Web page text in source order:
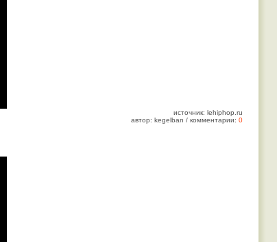
источник: lehiphop.ru
автор: kegelban / комментарии: 0